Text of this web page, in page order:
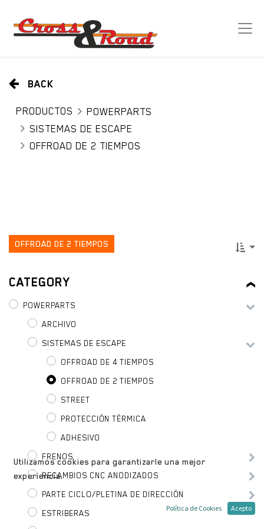
BACK
PRODUCTOS
POWERPARTS
SISTEMAS DE ESCAPE
OFFROAD DE 2 TIEMPOS
OFFROAD DE 2 TIEMPOS
CATEGORY
POWERPARTS
ARCHIVO
SISTEMAS DE ESCAPE
OFFROAD DE 4 TIEMPOS
OFFROAD DE 2 TIEMPOS
STREET
PROTECCIÓN TÉRMICA
ADHESIVO
FRENOS
RECAMBIOS CNC ANODIZADOS
PARTE CICLO/PLETINA DE DIRECCIÓN
ESTRIBERAS
Utilizamos cookies para garantizarle una mejor
experiencia.
Política de Cookies Acepto